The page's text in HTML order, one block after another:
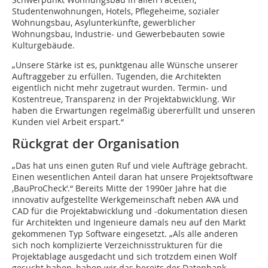
Studentenwohnungen, Hotels, Pflegeheime, sozialer
Wohnungsbau, Asylunterkünfte, gewerblicher
Wohnungsbau, Industrie- und Gewerbebauten sowie
Kulturgebäude.
„Unsere Stärke ist es, punktgenau alle Wünsche unserer
Auftraggeber zu erfüllen. Tugenden, die Architekten
eigentlich nicht mehr zugetraut wurden. Termin- und
Kostentreue, Transparenz in der Projektabwicklung. Wir
haben die Erwartungen regelmäßig übererfüllt und unseren
Kunden viel Arbeit erspart.“
Rückgrat der Organisation
„Das hat uns einen guten Ruf und viele Aufträge gebracht.
Einen wesentlichen Anteil daran hat unsere Projektsoftware
‚BauProCheck‘.“ Bereits Mitte der 1990er Jahre hat die
innovativ aufgestellte Werkgemeinschaft neben AVA und
CAD für die Projektabwicklung und -dokumentation diesen
für Architekten und Ingenieure damals neu auf den Markt
gekommenen Typ Software eingesetzt. „Als alle anderen
sich noch komplizierte Verzeichnisstrukturen für die
Projektablage ausgedacht und sich trotzdem einen Wolf